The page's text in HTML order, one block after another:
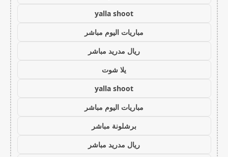
yalla shoot
مباريات اليوم مباشر
ريال مدريد مباشر
يلا شوت
yalla shoot
مباريات اليوم مباشر
برشلونة مباشر
ريال مدريد مباشر